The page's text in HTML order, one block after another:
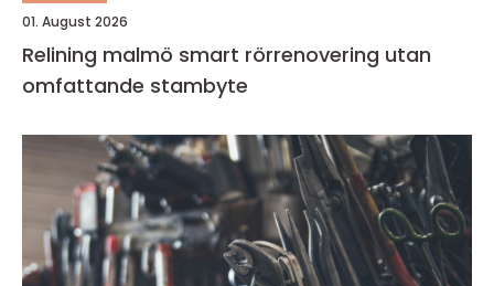
01. August 2026
Relining malmö smart rörrenovering utan
omfattande stambyte